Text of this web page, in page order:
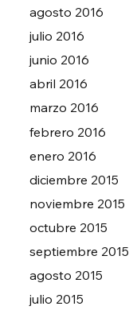
agosto 2016
julio 2016
junio 2016
abril 2016
marzo 2016
febrero 2016
enero 2016
diciembre 2015
noviembre 2015
octubre 2015
septiembre 2015
agosto 2015
julio 2015